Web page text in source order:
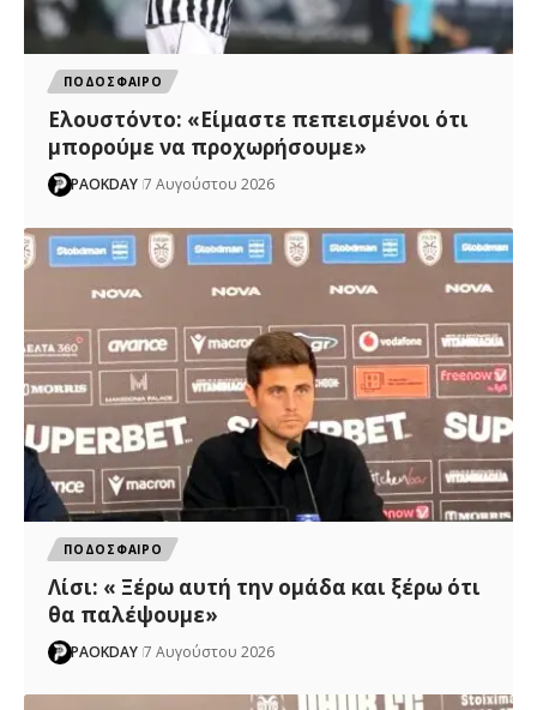
ΠΟΔΟΣΦΑΙΡΟ
Ελουστόντο: «Είμαστε πεπεισμένοι ότι
μπορούμε να προχωρήσουμε»
PAOKDAY 7 Αυγούστου 2026
ΠΟΔΟΣΦΑΙΡΟ
Λίσι: « Ξέρω αυτή την ομάδα και ξέρω ότι
θα παλέψουμε»
PAOKDAY 7 Αυγούστου 2026